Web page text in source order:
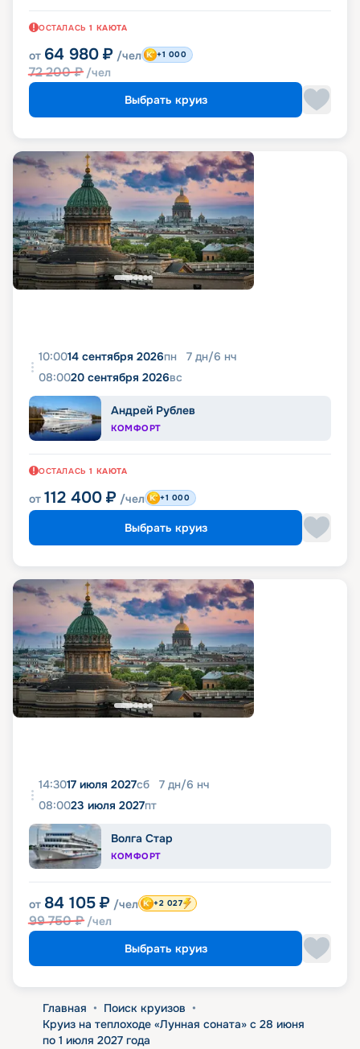
ОСТАЛАСЬ 1 КАЮТА
от 64 980 ₽ /чел
72 200₽ /чел
+1 000
Выбрать круиз
10:0014 сентября 2026пн 7 дн/6 нч
08:0020 сентября 2026вс
Андрей Рублев
КОМФОРТ
ОСТАЛАСЬ 1 КАЮТА
от 112 400 ₽ /чел +1 000
Выбрать круиз
14:3017 июля 2027сб 7 дн/6 нч
08:0023 июля 2027пт
Волга Стар
КОМФОРТ
от 84 105 ₽ /чел
99 750₽ /чел
+2 027
Выбрать круиз
Главная • Поиск круизов •
Круиз на теплоходе «Лунная соната» с 28 июня
по 1 июля 2027 года